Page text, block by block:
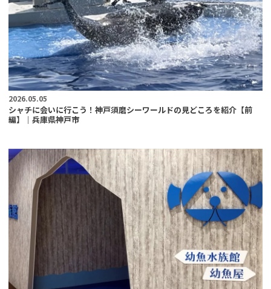
2026.05.05
シャチに会いに行こう！神戸須磨シーワールドの見どころを紹介【前
編】｜兵庫県神戸市